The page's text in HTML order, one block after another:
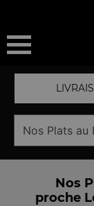
Nos
proche